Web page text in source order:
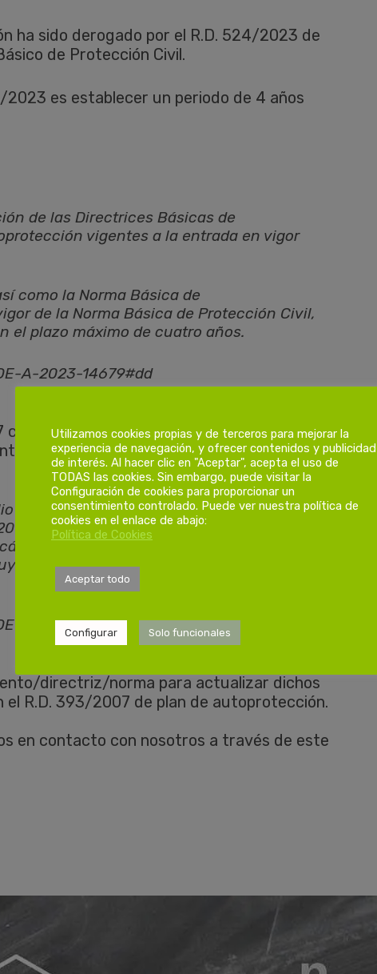
ha sido derogado por el R.D. 524/2023 de
de Protección Civil.
es establecer un periodo de 4 años
de las Directrices Básicas de
vigentes a la entrada en vigor
como la Norma Básica de
de la Norma Básica de Protección Civil,
el plazo máximo de cuatro años.
A-2023-14679#dd
se seguirá aplicando hasta que
de 2023, por la disposición derogatoria
de junio.Ref. BOE-A-2023-14679
hasta tanto sea aprobado el nuevo
según establece el apartado 3 de la
A-2007-6237
directriz/norma para actualizar dichos
R.D. 393/2007 de plan de autoprotección.
en contacto con nosotros a través de este
Utilizamos cookies propias y de terceros para mejorar la
experiencia de navegación, y ofrecer contenidos y publicidad
de interés. Al hacer clic en "Aceptar", acepta el uso de
TODAS las cookies. Sin embargo, puede visitar la
Configuración de cookies para proporcionar un
consentimiento controlado. Puede ver nuestra política de
cookies en el enlace de abajo:
Política de Cookies
Aceptar todo
Configurar Solo funcionales